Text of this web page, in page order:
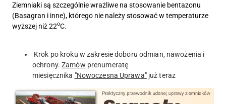
Ziemniaki są szczególnie wrażliwe na stosowanie bentazonu
(Basagran i inne), którego nie należy stosować w temperaturze
wyższej niż 22oC.
Krok po kroku w zakresie doboru odmian, nawożenia i
ochrony.Zamów prenumeratę
miesięcznika "Nowoczesna Uprawa"już teraz